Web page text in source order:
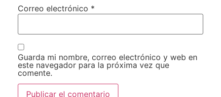
Correo electrónico *
Guarda mi nombre, correo electrónico y web en
este navegador para la próxima vez que
comente.